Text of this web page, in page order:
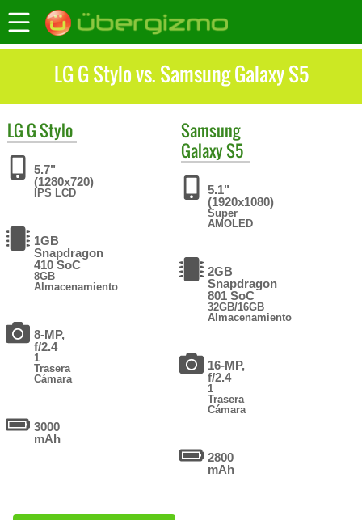
LG G Stylo vs. Samsung Galaxy S5
LG G Stylo
5.7"
(1280x720)
IPS LCD
1GB
Snapdragon
410 SoC
8GB
Almacenamiento
8-MP,
f/2.4
1
Trasera
Cámara
3000
mAh
Samsung
Galaxy S5
5.1"
(1920x1080)
Super
AMOLED
2GB
Snapdragon
801 SoC
32GB/16GB
Almacenamiento
16-MP,
f/2.4
1
Trasera
Cámara
2800
mAh